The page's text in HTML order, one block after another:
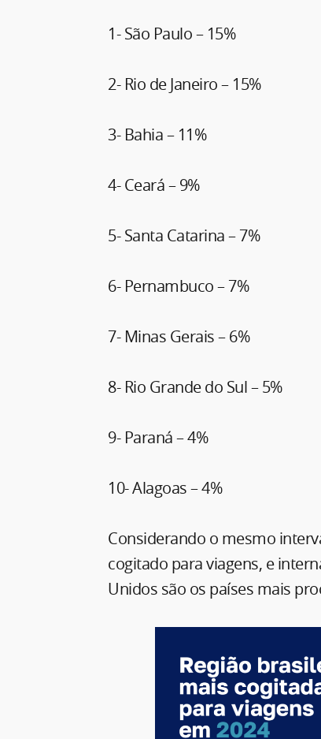
1- São Paulo – 15%
2- Rio de Janeiro – 15%
3- Bahia – 11%
4- Ceará – 9%
5- Santa Catarina – 7%
6- Pernambuco – 7%
7- Minas Gerais – 6%
8- Rio Grande do Sul – 5%
9- Paraná – 4%
10- Alagoas – 4%
Considerando o mesmo
cogitado para viagens, e
Unidos são os países mais